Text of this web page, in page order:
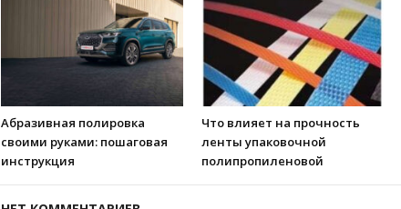
Абразивная полировка
своими руками: пошаговая
инструкция
Что влияет на прочность
ленты упаковочной
полипропиленовой